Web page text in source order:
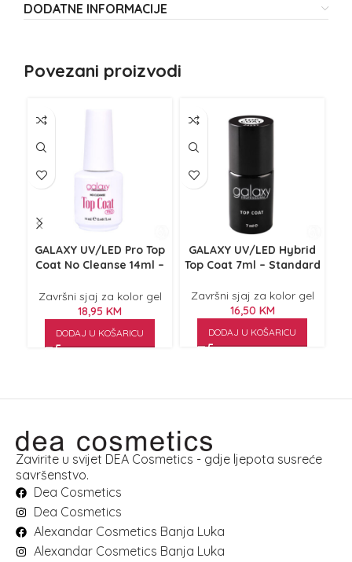
DODATNE INFORMACIJE
Povezani proizvodi
GALAXY UV/LED Pro Top
Coat No Cleanse 14ml –
Završni sjaj za kolor gel
18,95 KM
DODAJ U KOŠARICU
GALAXY UV/LED Hybrid
Top Coat 7ml – Standard
Završni sjaj za kolor gel
16,50 KM
DODAJ U KOŠARICU
Zavirite u svijet DEA Cosmetics - gdje ljepota susreće
savršenstvo.
Dea Cosmetics
Dea Cosmetics
Alexandar Cosmetics Banja Luka
Alexandar Cosmetics Banja Luka